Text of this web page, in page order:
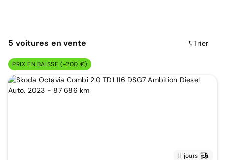
5 voitures en vente Trier
PRIX EN BAISSE (-200 €)
11 jours